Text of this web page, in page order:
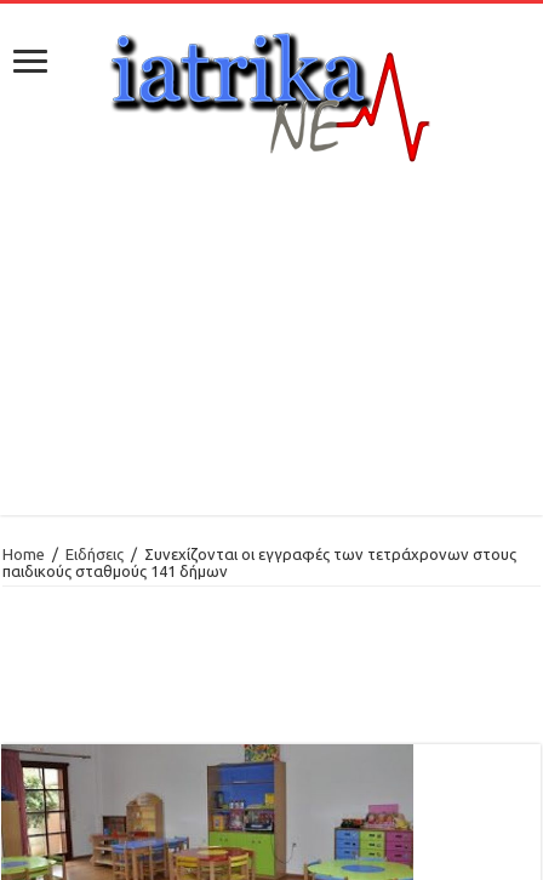
Home / Ειδήσεις / Συνεχίζονται οι εγγραφές των τετράχρονων στους
παιδικούς σταθμούς 141 δήμων